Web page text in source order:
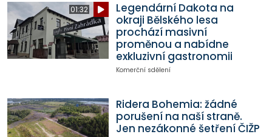
01:32
Legendární Dakota na
okraji Bělského lesa
prochází masivní
proměnou a nabídne
exkluzivní gastronomii
Komerční sdělení
Ridera Bohemia: žádné
porušení na naší straně.
Jen nezákonné šetření ČIŽP